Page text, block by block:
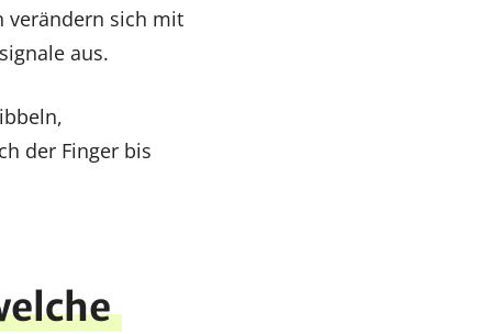
verändern sich mit
aus.
der Finger bis